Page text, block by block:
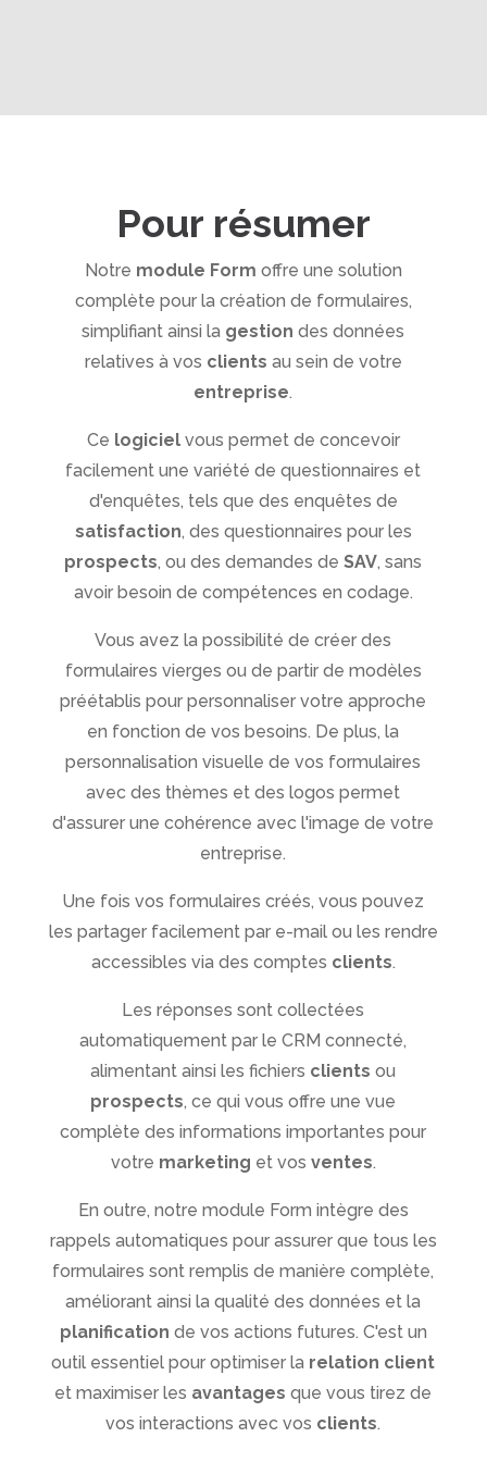
Pour résumer
Notre module Form offre une solution
complète pour la création de formulaires,
simplifiant ainsi la gestion des données
relatives à vos clients au sein de votre
entreprise.
Ce logicielvous permet de concevoir
facilement une variété de questionnaires et
d'enquêtes, tels que des enquêtes de
satisfaction, des questionnaires pour les
prospects, ou des demandes deSAV, sans
avoir besoin de compétences en codage.
Vous avez la possibilité de créer des
formulaires vierges ou de partir de modèles
préétablis pour personnaliser votre approche
en fonction de vos besoins. De plus, la
personnalisation visuelle de vos formulaires
avec des thèmes et des logos permet
d'assurer une cohérence avec l'image de votre
entreprise.
Une fois vos formulaires créés, vous pouvez
les partager facilement par e-mail ou les rendre
accessibles via des comptes clients.
Les réponses sont collectées
automatiquement par le CRM connecté,
alimentant ainsi les fichiers clients ou
prospects, ce qui vous offre une vue
complète des informations importantes pour
votre marketing et vos ventes.
En outre, notre module Form intègre des
rappels automatiques pour assurer que tous les
formulaires sont remplis de manière complète,
améliorant ainsi la qualité des données et la
planification de vos actions futures. C'est un
outil essentiel pour optimiser la relation client
et maximiser les avantages que vous tirez de
vos interactions avec vos clients.